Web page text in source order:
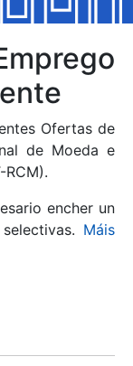
Ofertas de
de Moeda e
encher un
Máis